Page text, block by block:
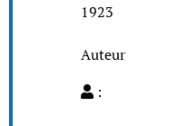
1923
Auteur
: